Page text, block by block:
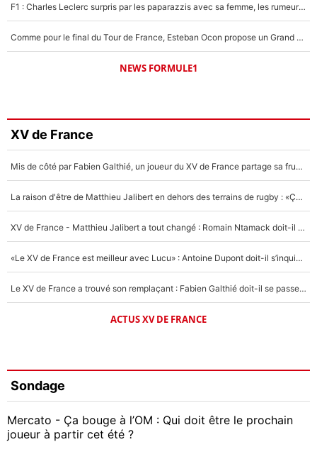
F1 : Charles Leclerc surpris par les paparazzis avec sa femme, les rumeurs étaient vraies !
Comme pour le final du Tour de France, Esteban Ocon propose un Grand Prix de Formule 1 à Paris : «Autour de l’Arc de Triomphe, ce serait génial» !
NEWS FORMULE1
XV de France
Mis de côté par Fabien Galthié, un joueur du XV de France partage sa frustration : «ils ne me l’ont pas dit tout de suite»
La raison d'être de Matthieu Jalibert en dehors des terrains de rugby : «Ça m'atteint autant que si tu touches à un membre de ma famille»
XV de France - Matthieu Jalibert a tout changé : Romain Ntamack doit-il s’inquiéter pour sa place à un an de la Coupe du monde ?
«Le XV de France est meilleur avec Lucu» : Antoine Dupont doit-il s’inquiéter pour sa place ?
Le XV de France a trouvé son remplaçant : Fabien Galthié doit-il se passer d'Antoine Dupont ?
ACTUS XV DE FRANCE
Sondage
Mercato - Ça bouge à l’OM : Qui doit être le prochain
joueur à partir cet été ?